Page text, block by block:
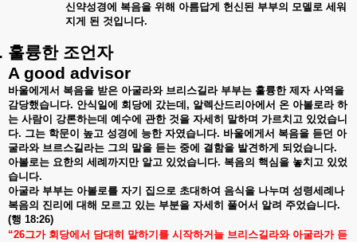
신약성경에 복음을 위해 아름답게 헌신된 부부의 모델로 세워
지게 된 것입니다.
훌륭한 조언자
A good advisor
바울에게서 복음을 받은 아굴라와 브리스길라 부부는 훌륭한 제자 사역을
감당했습니다. 안식일에 회당에 갔는데 , 알렉산드리아에서 온 아볼로라 하
는 사람이 강론하는데 예수에 관한 것을 자세히 말하며 가르치고 있었습니
다. 그는 학문이 높고 성경에 능한 자였습니다. 바울에게서 복음을 듣던 아
굴라와 브르스길라는 그의 말을 듣는 중에 결함을 발견하게 되었습니다.
아볼로는 요한의 세례까지만 알고 있었습니다. 복음의 핵심을 놓치고 있었
습니다.
아굴라 부부는 아볼로를 자기 집으로 초대하여 음식을 나누며 성령세례나
복음의 진리에 대해 모르고 있는 부분을 자세히 풀어서 알려 주었습니다.
(행 18:26)
“26그가 회당에서 담대히 말하기를 시작하거늘 브리스길라와 아굴라가 듣